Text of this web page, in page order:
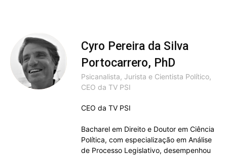
Cyro Pereira da Silva
Portocarrero, PhD
Psicanalista, Jurista e Cientista Político,
CEO da TV PSI
CEO da TV PSI
Bacharel em Direito e Doutor em Ciência
Política, com especialização em Análise
de Processo Legislativo, desempenhou